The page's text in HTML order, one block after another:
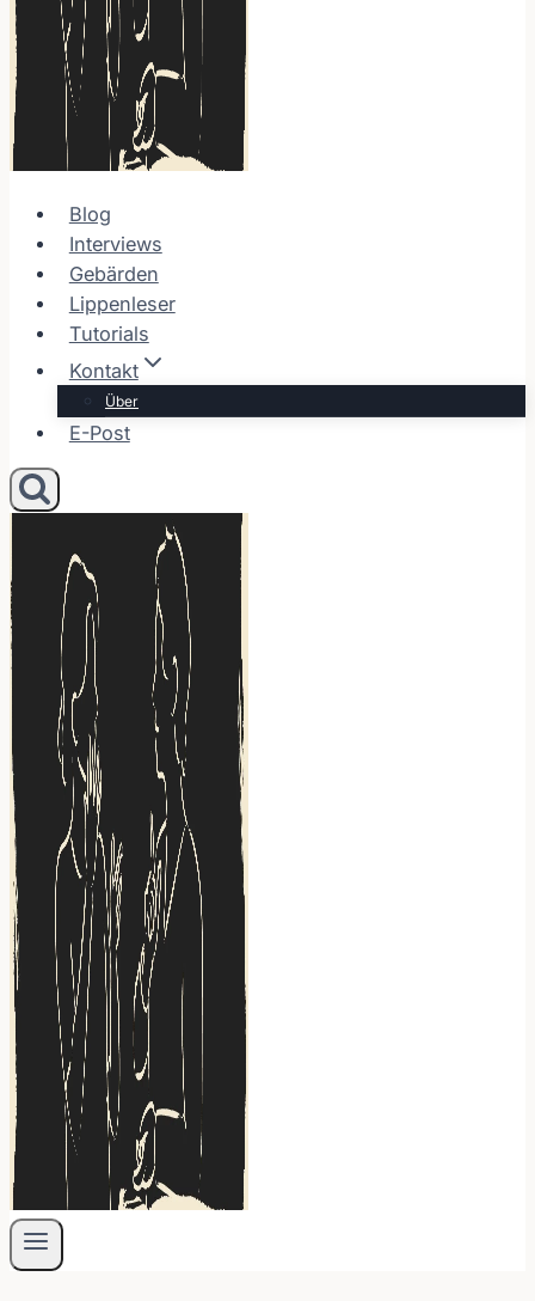
Blog
Interviews
Gebärden
Lippenleser
Tutorials
Kontakt
Über
E-Post